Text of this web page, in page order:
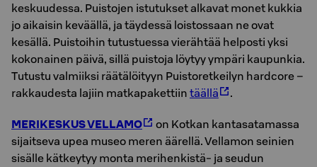
keskuudessa. Puistojen istutukset alkavat monet kukkia
jo aikaisin keväällä, ja täydessä loistossaan ne ovat
kesällä. Puistoihin tutustuessa vierähtää helposti yksi
kokonainen päivä, sillä puistoja löytyy ympäri kaupunkia.
Tutustu valmiiksi räätälöityyn Puistoretkeilyn hardcore –
rakkaudesta lajiin matkapakettiin täällä .
MERIKESKUS VELLAMO
on Kotkan kantasatamassa
sijaitseva upea museo meren äärellä. Vellamon seinien
sisälle kätkeytyy monta merihenkistä- ja seudun